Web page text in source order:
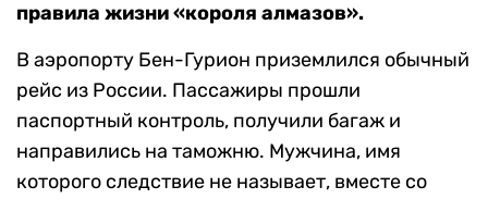
правила жизни «короля алмазов».
В аэропорту Бен-Гурион приземлился обычный
рейс из России. Пассажиры прошли
паспортный контроль, получили багаж и
направились на таможню. Мужчина, имя
которого следствие не называет, вместе со